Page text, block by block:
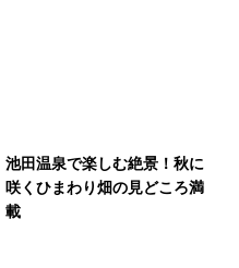
池田温泉で楽しむ絶景！秋に
咲くひまわり畑の見どころ満
載